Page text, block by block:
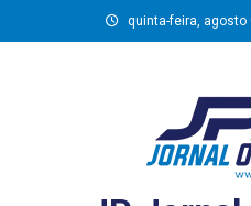
to
quinta-feira, agosto